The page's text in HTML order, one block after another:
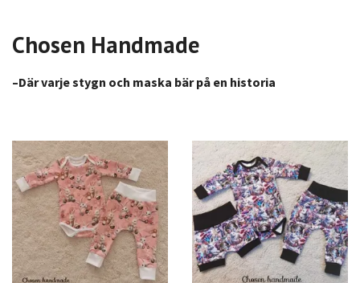
Chosen Handmade
–Där varje stygn och maska bär på en historia